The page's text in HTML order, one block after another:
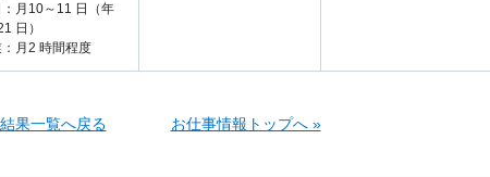
月10～11 日（年
日）
月2 時間程度
果一覧へ戻る お仕事情報トップへ »